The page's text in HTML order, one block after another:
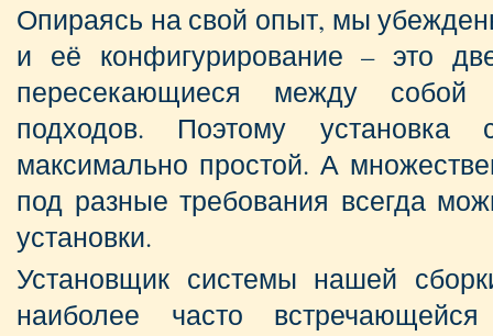
Опираясь на свой опыт, мы
и её конфигурирование – это
пересекающиеся между
подходов. Поэтому
максимально простой. А
под разные требования всегда
установки.
Установщик системы нашей
наиболее часто